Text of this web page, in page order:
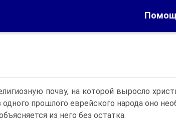
почву, на которой выросло
прошлого еврейского народа оно
из него без остатка.